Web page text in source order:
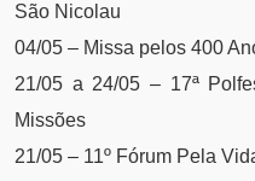
São Nicolau
04/05 – Missa pelos 400
21/05 a 24/05 – 17ª
Missões
21/05 – 11º Fórum Pela